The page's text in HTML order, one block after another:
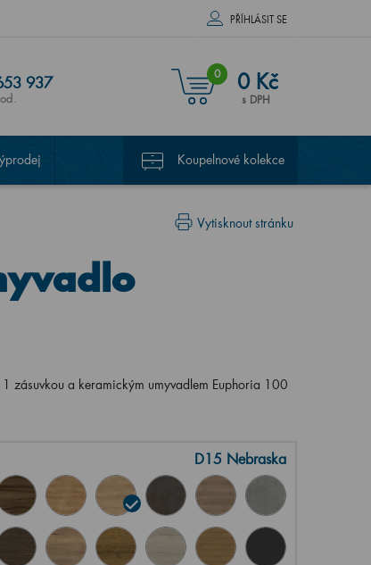
PŘÍHLÁSIT SE
937 0 0 Kč
s DPH
Koupelnové kolekce
Vytisknout stránku
zásuvkou a keramickým umyvadlem Euphoria 100
D15 Nebraska